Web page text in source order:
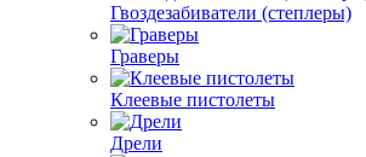
Гвоздезабиватели (степлеры)
Граверы
Клеевые пистолеты
Дрели